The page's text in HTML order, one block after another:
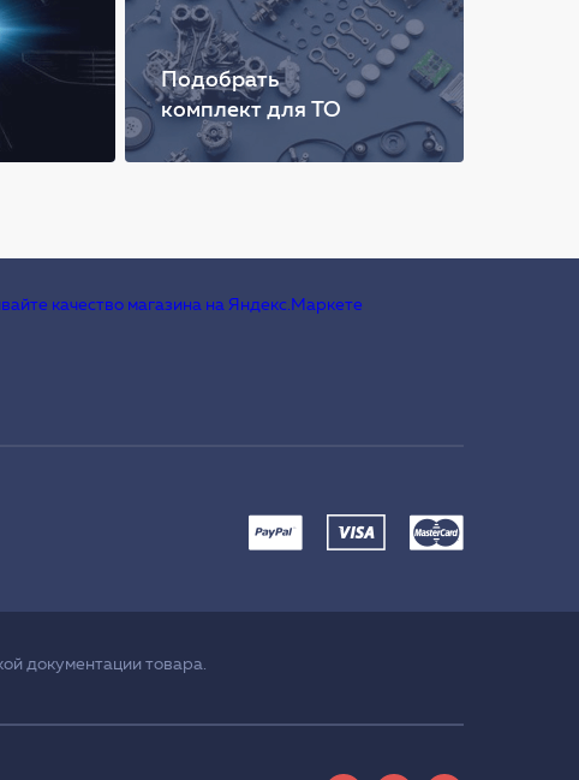
Подобрать
комплект для ТО
документации товара.